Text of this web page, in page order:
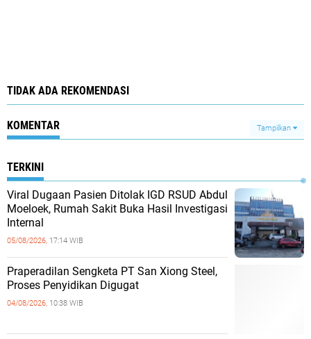
TIDAK ADA REKOMENDASI
KOMENTAR Tampilkan
TERKINI
Viral Dugaan Pasien Ditolak IGD RSUD Abdul
Moeloek, Rumah Sakit Buka Hasil Investigasi
Internal
05/08/2026, 17:14 WIB
Praperadilan Sengketa PT San Xiong Steel,
Proses Penyidikan Digugat
04/08/2026, 10:38 WIB